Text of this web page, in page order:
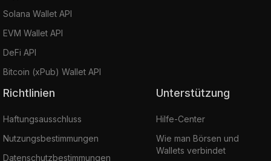
Solana Wallet API
EVM Wallet API
DeFi API
Bitcoin (xPub) Wallet API
Richtlinien
Haftungsausschluss
Nutzungsbestimmungen
Datenschutzbestimmungen
Unterstützung
Hilfe-Center
Wie man Börsen und
Wallets verbindet